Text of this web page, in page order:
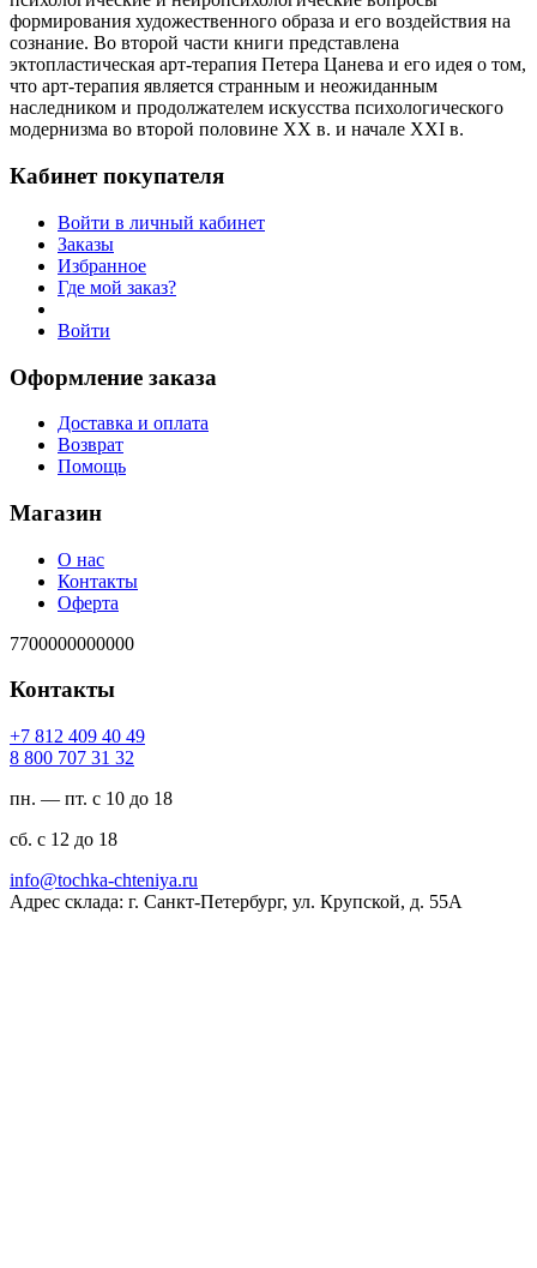
формирования художественного образа и его воздействия на
сознание. Во второй части книги представлена
эктопластическая арт-терапия Петера Цанева и его идея о том,
что арт-терапия является странным и неожиданным
наследником и продолжателем искусства психологического
модернизма во второй половине XX в. и начале XXI в.
Кабинет покупателя
Войти в личный кабинет
Заказы
Избранное
Где мой заказ?
Войти
Оформление заказа
Доставка и оплата
Возврат
Помощь
Магазин
О нас
Контакты
Оферта
7700000000000
Контакты
94 04 904 218 7+
23 13 707 008 8
пн. — пт. с 10 до 18
сб. с 12 до 18
ur.ayinethc-akhcot@ofni
Адрес склада: г. Санкт-Петербург, ул. Крупской, д. 55А